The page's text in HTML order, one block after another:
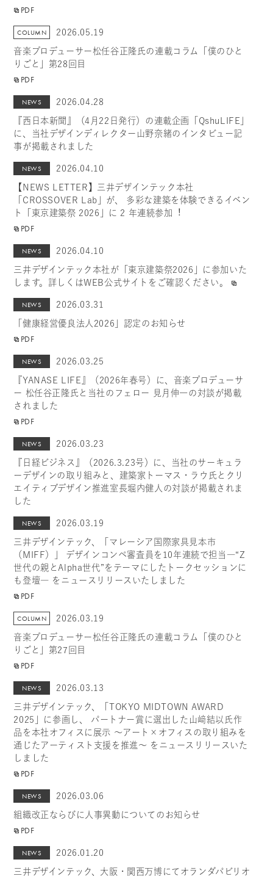
PDF
COLUMN 2026.05.19
音楽プロデューサー松任谷正隆氏の連載コラム「僕のひと
りごと」第28回目
PDF
NEWS 2026.04.28
『西日本新聞』（4月22日発行）の連載企画「QshuLIFE」
に、当社デザインディレクター山野奈緒のインタビュー記
事が掲載されました
NEWS 2026.04.10
【NEWS LETTER】三井デザインテック本社
「CROSSOVER Lab」が、 多彩な建築を体験できるイベン
ト「東京建築祭 2026」に 2 年連続参加︕
PDF
NEWS 2026.04.10
三井デザインテック本社が「東京建築祭2026」に参加いた
します。詳しくはWEB公式サイトをご確認ください。
NEWS 2026.03.31
「健康経営優良法人2026」認定のお知らせ
PDF
NEWS 2026.03.25
『YANASE LIFE』（2026年春号）に、音楽プロデューサ
ー 松任谷正隆氏と当社のフェロー 見月伸一の対談が掲載
されました
PDF
NEWS 2026.03.23
『日経ビジネス』（2026.3.23号）に、当社のサーキュラ
ーデザインの取り組みと、建築家トーマス・ラウ氏とクリ
エイティブデザイン推進室長堀内健人の対談が掲載されま
した
NEWS 2026.03.19
三井デザインテック、「マレーシア国際家具見本市
（MIFF）」 デザインコンペ審査員を10年連続で担当―“Z
世代の親とAlpha世代”をテーマにしたトークセッションに
も登壇― をニュースリリースいたしました
PDF
COLUMN 2026.03.19
音楽プロデューサー松任谷正隆氏の連載コラム「僕のひと
りごと」第27回目
PDF
NEWS 2026.03.13
三井デザインテック、「TOKYO MIDTOWN AWARD
2025」に参画し、 パートナー賞に選出した山﨑結以氏作
品を本社オフィスに展示 ～アート×オフィスの取り組みを
通じたアーティスト支援を推進～ をニュースリリースいた
しました
PDF
NEWS 2026.03.06
組織改正ならびに人事異動についてのお知らせ
PDF
NEWS 2026.01.20
三井デザインテック、大阪・関西万博にてオランダパビリオ